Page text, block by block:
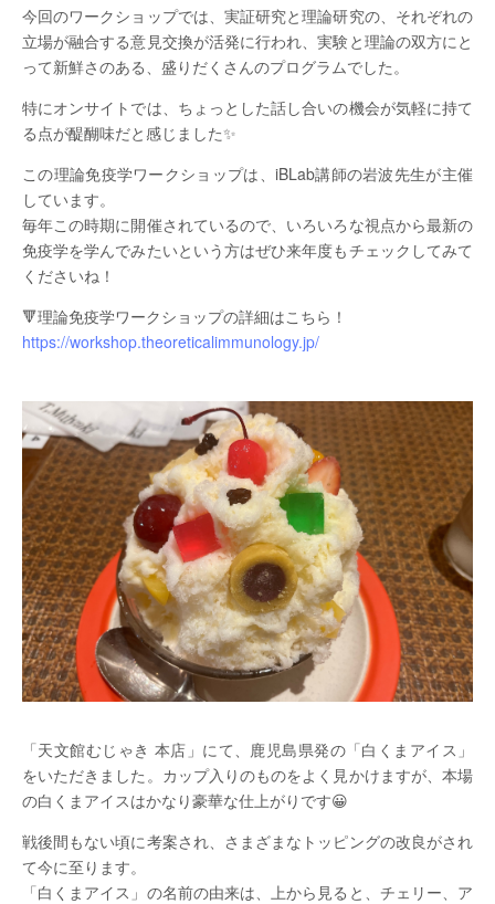
今回のワークショップでは、実証研究と理論研究の、それぞれの
立場が融合する意見交換が活発に行われ、実験と理論の双方にと
って新鮮さのある、盛りだくさんのプログラムでした。
特にオンサイトでは、ちょっとした話し合いの機会が気軽に持て
る点が醍醐味だと感じました✨
この理論免疫学ワークショップは、iBLab講師の岩波先生が主催
しています。
毎年この時期に開催されているので、いろいろな視点から最新の
免疫学を学んでみたいという方はぜひ来年度もチェックしてみて
くださいね！
🔻理論免疫学ワークショップの詳細はこちら！
https://workshop.theoreticalimmunology.jp/
「天文館むじゃき 本店」にて、鹿児島県発の「白くまアイス」
をいただきました。カップ入りのものをよく見かけますが、本場
の白くまアイスはかなり豪華な仕上がりです😀
戦後間もない頃に考案され、さまざまなトッピングの改良がされ
て今に至ります。
「白くまアイス」の名前の由来は、上から見ると、チェリー、ア